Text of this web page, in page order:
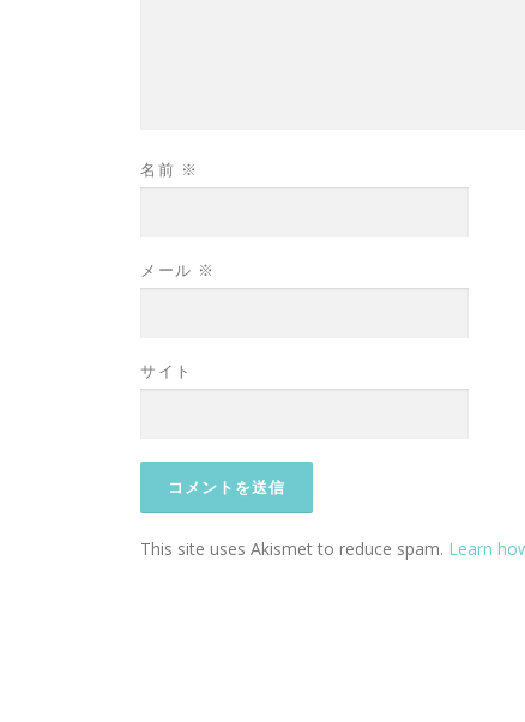
名前 ※
メール ※
サイト
This site uses Akismet to reduce spam. Learn